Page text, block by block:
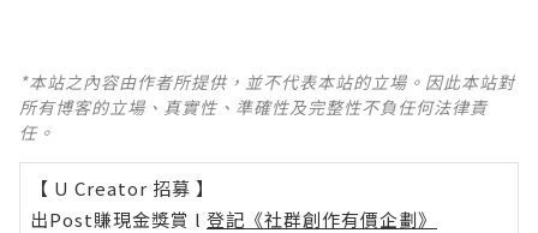
*本站之內容由作者所提供，並不代表本站的立場。因此本站對
所有博客的立場、真實性、準確性及完整性不負任何法律責
任。
【 U Creator 招募 】
出Post賺現金獎賞 l 登記《社群創作有價企劃》